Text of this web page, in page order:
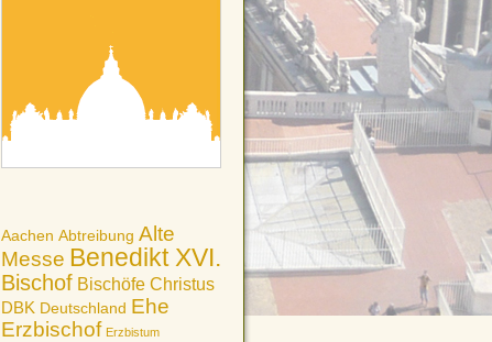
Aachen Abtreibung Alte
Messe Benedikt XVI.
Bischof Bischöfe Christus
DBK Deutschland Ehe
Erzbischof Erzbistum